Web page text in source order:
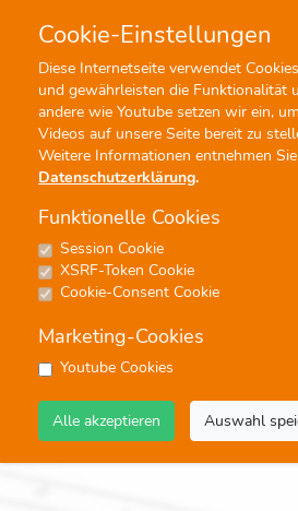
Cookie-Einstellungen
Diese Internetseite verwendet
und gewährleisten die Funktionalität
andere wie Youtube setzen wir ein,
Videos auf unsere Seite bereit zu
Weitere Informationen entnehmen
Datenschutzerklärung.
Funktionelle Cookies
Session Cookie
XSRF-Token Cookie
Cookie-Consent Cookie
Marketing-Cookies
Youtube Cookies
Alle akzeptieren Auswahl
Menü
DVDs
Keine Ergebnisse